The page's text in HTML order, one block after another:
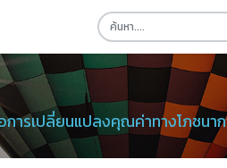
ารเปลี่ยนแปลงคุณค่าทางโภชน